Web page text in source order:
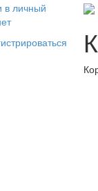
в личный